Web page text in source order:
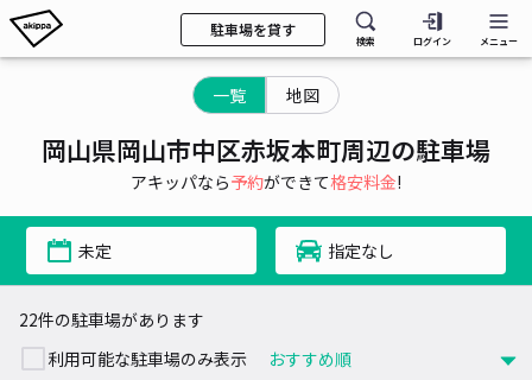
駐車場を貸す
検索 ログイン メニュー
一覧 地図
岡山県岡山市中区赤坂本町周辺の駐車場
アキッパなら予約ができて格安料金!
未定 指定なし
22件の駐車場があります
利用可能な駐車場のみ表示